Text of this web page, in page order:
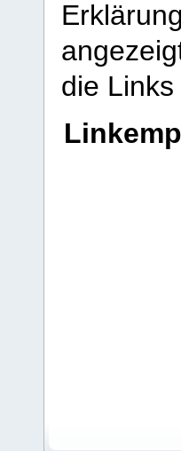
die